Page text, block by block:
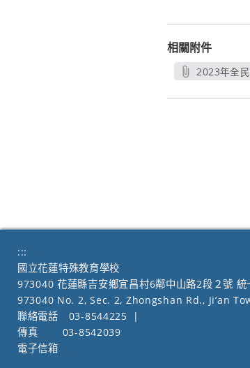
相關附件
2023年全
:::
國立花蓮特殊教育學校
973040 花蓮縣吉安鄉宜昌村6鄰中山路2段２號
973040 No. 2, Sec. 2, Zhongshan Rd., Ji’an
聯絡電話
03-8544225
|
傳真
03-8542039
電子信箱